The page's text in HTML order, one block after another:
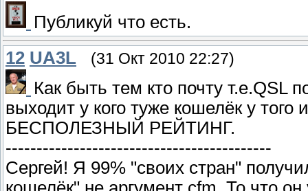
Публикуй что есть.
12 UA3L (31 Окт 2010 22:27)
Как быть тем кто почту т.е.QSL
выходит у кого туже кошелёк у
БЕСПОЛЕЗНЫЙ РЕЙТИНГ.
-------------------------------------------
Сергей! Я 99% "своих стран"